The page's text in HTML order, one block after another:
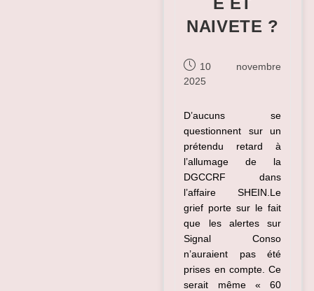
NAIVETE ?
Publication
publiée :
10 novembre
2025
D’aucuns se
questionnent sur un
prétendu retard à
l’allumage de la
DGCCRF dans
l’affaire SHEIN.Le
grief porte sur le fait
que les alertes sur
Signal Conso
n’auraient pas été
prises en compte. Ce
serait même « 60